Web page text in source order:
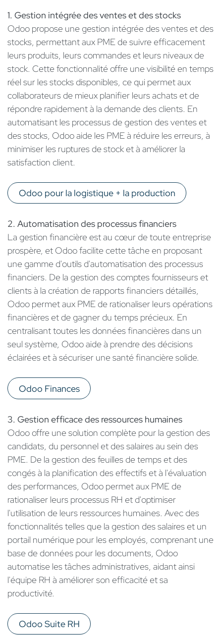
1. Gestion intégrée des ventes et des stocks
Odoo propose une gestion intégrée des ventes et des
stocks, permettant aux PME de suivre efficacement
leurs produits, leurs commandes et leurs niveaux de
stock. Cette fonctionnalité offre une visibilité en temps
réel sur les stocks disponibles, ce qui permet aux
collaborateurs de mieux planifier leurs achats et de
répondre rapidement à la demande des clients. En
automatisant les processus de gestion des ventes et
des stocks, Odoo aide les PME à réduire les erreurs, à
minimiser les ruptures de stock et à améliorer la
satisfaction client.
Odoo pour la logistique + la production
2. Automatisation des processus financiers
La gestion financière est au cœur de toute entreprise
prospère, et Odoo facilite cette tâche en proposant
une gamme d'outils d'automatisation des processus
financiers. De la gestion des comptes fournisseurs et
clients à la création de rapports financiers détaillés,
Odoo permet aux PME de rationaliser leurs opérations
financières et de gagner du temps précieux. En
centralisant toutes les données financières dans un
seul système, Odoo aide à prendre des décisions
éclairées et à sécuriser une santé financière solide.
Odoo Finances
3. Gestion efficace des ressources humaines
Odoo offre une solution complète pour la gestion des
candidats, du personnel et des salaires au sein des
PME. De la gestion des feuilles de temps et des
congés à la planification des effectifs et à l'évaluation
des performances, Odoo permet aux PME de
rationaliser leurs processus RH et d'optimiser
l'utilisation de leurs ressources humaines. Avec des
fonctionnalités telles que la gestion des salaires et un
portail numérique pour les employés, comprenant une
base de données pour les documents, Odoo
automatise les tâches administratives, aidant ainsi
l'équipe RH à améliorer son efficacité et sa
productivité.
Odoo Suite RH